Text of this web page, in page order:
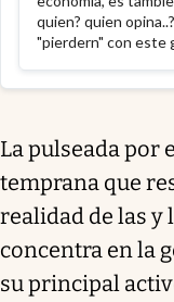
quien? quien
"pierdern" con este
La pulseada por
temprana que
realidad de las y
concentra en la
su principal